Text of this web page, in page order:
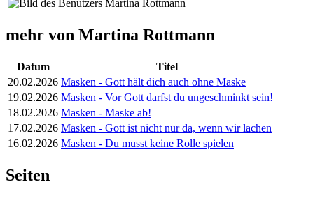
mehr von Martina Rottmann
Datum
Titel
20.02.2026 Masken - Gott hält dich auch ohne Maske
19.02.2026 Masken - Vor Gott darfst du ungeschminkt sein!
18.02.2026 Masken - Maske ab!
17.02.2026 Masken - Gott ist nicht nur da, wenn wir lachen
16.02.2026 Masken - Du musst keine Rolle spielen
Seiten